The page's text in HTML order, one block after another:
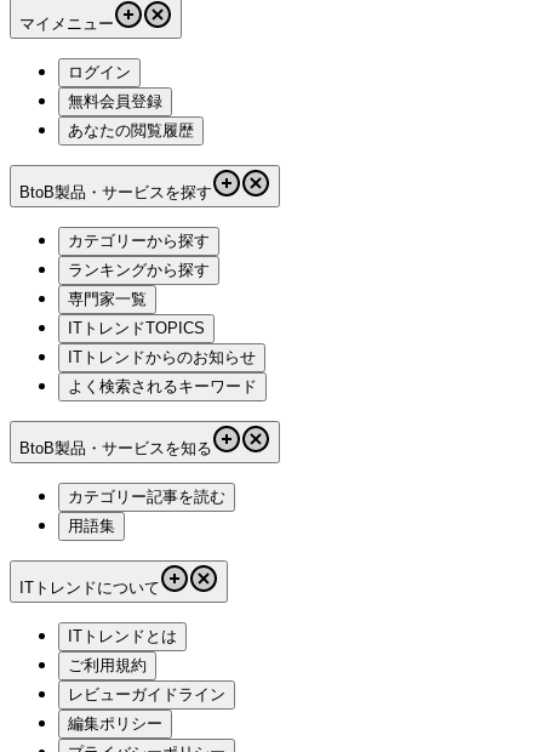
マイメニュー
ログイン
無料会員登録
あなたの閲覧履歴
BtoB製品・サービスを探す
カテゴリーから探す
ランキングから探す
専門家一覧
ITトレンドTOPICS
ITトレンドからのお知らせ
よく検索されるキーワード
BtoB製品・サービスを知る
カテゴリー記事を読む
用語集
ITトレンドについて
ITトレンドとは
ご利用規約
レビューガイドライン
編集ポリシー